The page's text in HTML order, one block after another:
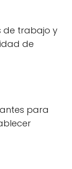
de trabajo y
de
para